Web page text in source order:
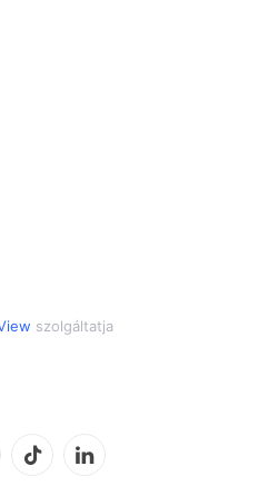
szolgáltatja
TikTok LinkedIn